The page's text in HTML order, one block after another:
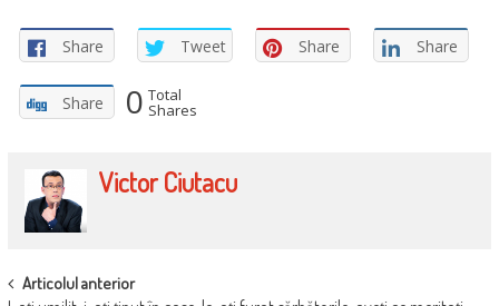
Share Tweet Share Share
Share 0 Total
Shares
Victor Ciutacu
POST
Articolul anterior